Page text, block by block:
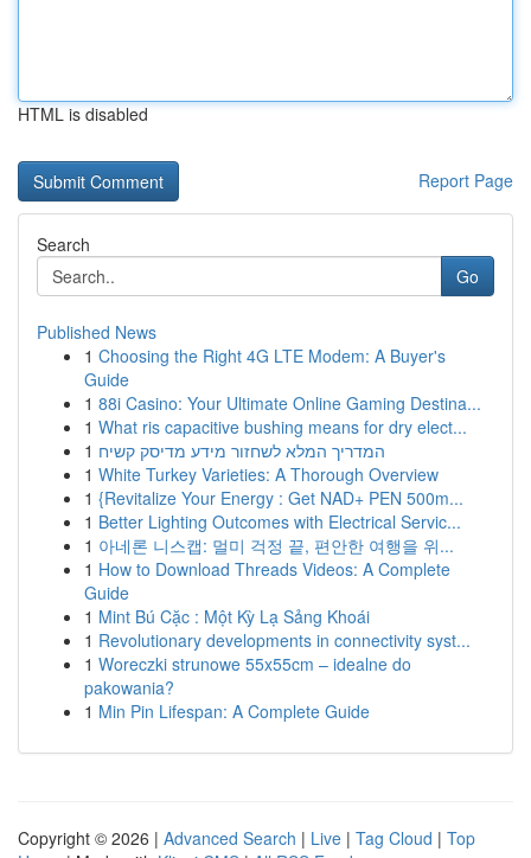
HTML is disabled
Report Page
Search
Go
Published News
1 Choosing the Right 4G LTE Modem: A Buyer's
Guide
1 88i Casino: Your Ultimate Online Gaming Destina...
1 What ris capacitive bushing means for dry elect...
1 המדריך המלא לשחזור מידע מדיסק קשיח
1 White Turkey Varieties: A Thorough Overview
1 {Revitalize Your Energy : Get NAD+ PEN 500m...
1 Better Lighting Outcomes with Electrical Servic...
1 아네론 니스캡: 멀미 걱정 끝, 편안한 여행을 위...
1 How to Download Threads Videos: A Complete
Guide
1 Mint Bú Cặc : Một Kỳ Lạ Sảng Khoái
1 Revolutionary developments in connectivity syst...
1 Woreczki strunowe 55x55cm – idealne do
pakowania?
1 Min Pin Lifespan: A Complete Guide
Copyright © 2026 | Advanced Search | Live | Tag Cloud | Top